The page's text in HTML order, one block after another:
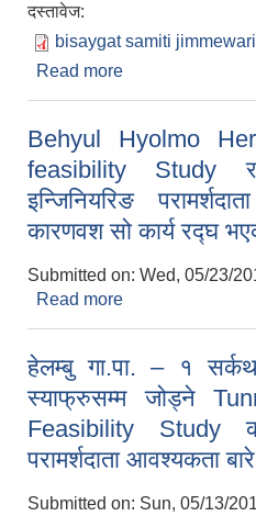
दस्तावेज:
bisaygat samiti
Read more
Behyul Hyolmo
feasibility Study
इन्जिनियरिङ
कारणवश सो कार्य रद्घ
Submitted on: Wed, 05/23/
Read more
सुचना ।
हेलम्बु गा.पा. – १
स्याफ्रुसम्म जोड्ने
Feasibility Study
परामर्शदाता आवश्यकता
Submitted on: Sun, 05/13/